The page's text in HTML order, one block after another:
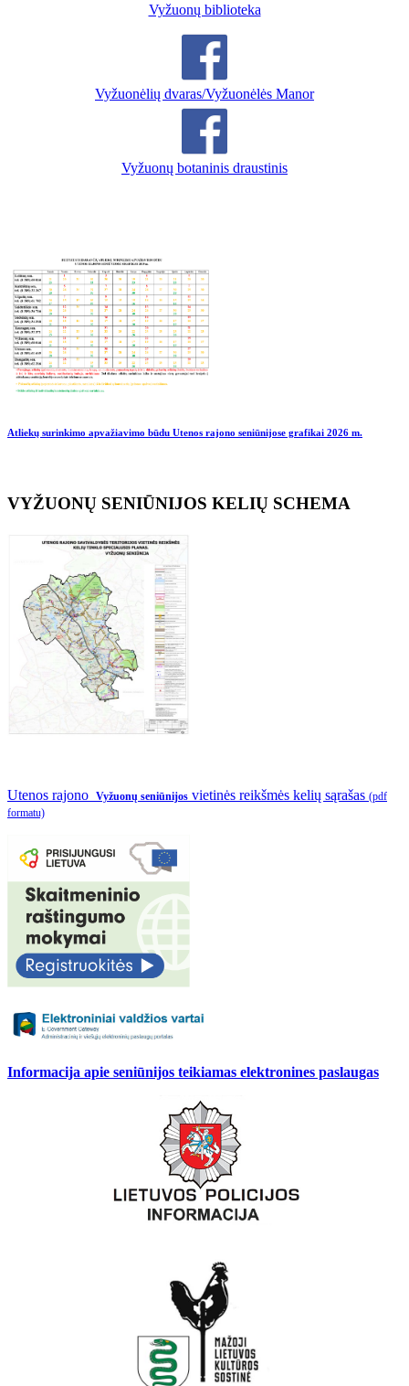
Vyžuonų biblioteka
Vyžuonėlių dvaras/Vyžuonėlės Manor
Vyžuonų botaninis draustinis
Atliekų surinkimo apvažiavimo būdu Utenos rajono seniūnijose grafikai 2026 m.
VYŽUONŲ SENIŪNIJOS KELIŲ SCHEMA
Utenos rajono Vyžuonų seniūnijos vietinės reikšmės kelių sąrašas (pdf
formatu)
Informacija apie seniūnijos teikiamas elektronines paslaugas